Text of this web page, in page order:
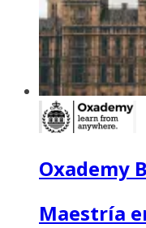
Oxademy
Maestría